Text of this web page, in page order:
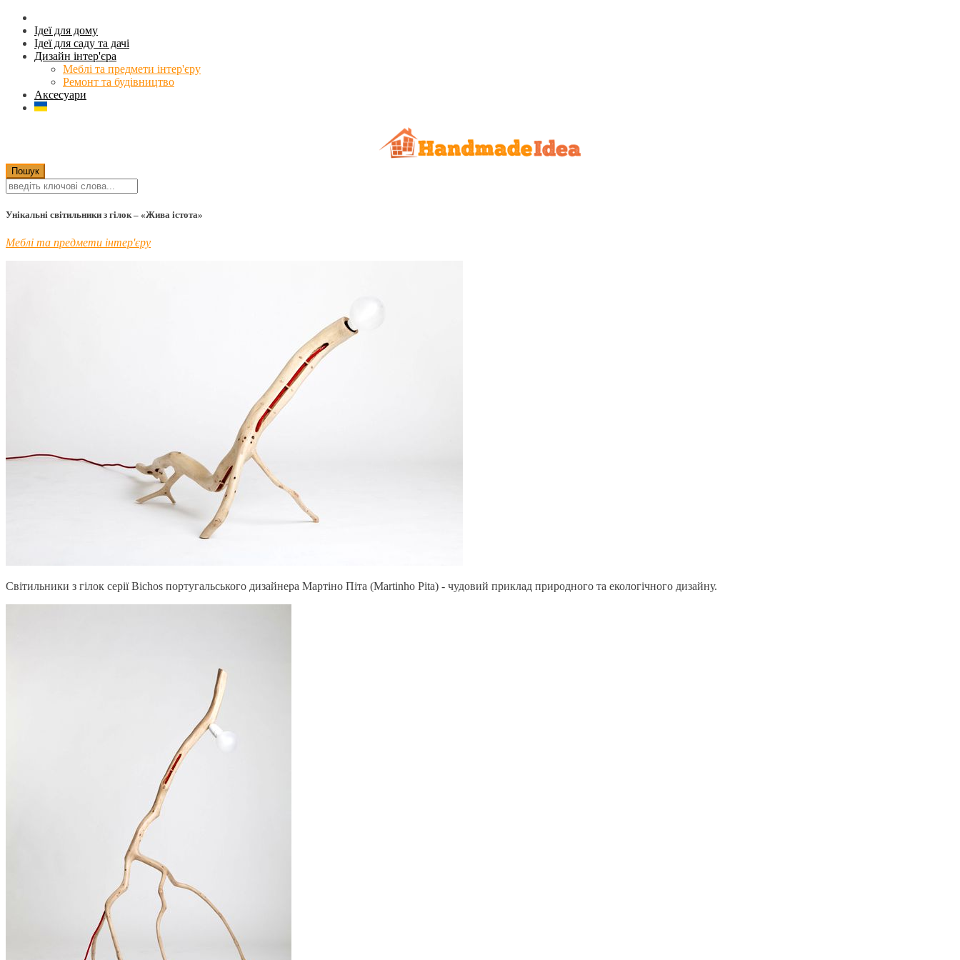
Ідеї для дому
Ідеї для саду та дачі
Дизайн інтер'єра
Меблі та предмети інтер'єру
Ремонт та будівництво
Аксесуари
Унікальні світильники з гілок – «Жива істота»
Меблі та предмети інтер'єру
Світильники з гілок серії Bichos португальського дизайнера Мартіно Піта (Martinho Pita) - чудовий приклад природного та екологічного дизайну.